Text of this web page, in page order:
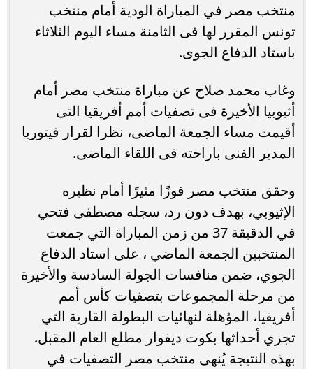
منتخب مصر في المباراة الودية أمام منتخب
تونس المقرر لها فى الثامنة مساء اليوم الثلاثاء
باستاد الدفاع الجوى.
وغاب محمد صلاح عن مباراة منتخب مصر أمام
أثيوبيا الأخيرة فى تصفيات أمم أفريقيا التى
أقيمت مساء الجمعة الماضى، نظرا لقرار فيتوريا
المدير الفنى باراحته فى اللقاء الماضى.
وحقق منتخب مصر فوزًا مثيرًا أمام نظيره
الإثيوبي، بهدف دون رد، سجله مصطفى فتحي
في الدقيقة 37 من زمن المباراة التي جمعت
المنتخبين الجمعة الماضي ، على استاد الدفاع
الجوي، ضمن منافسات الجولة السادسة والأخيرة
من مرحلة المجموعات بتصفيات كأس أمم
أفريقيا، المؤهلة لنهائيات البطولة القارية التي
تجري أحداثها بكوت ديفوار مطلع العام المقبل.
بهذه النتيجة يُنهى منتخب مصر التصفيات في